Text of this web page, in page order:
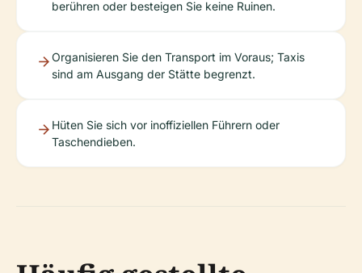
berühren oder besteigen Sie keine Ruinen.
Organisieren Sie den Transport im Voraus; Taxis
sind am Ausgang der Stätte begrenzt.
Hüten Sie sich vor inoffiziellen Führern oder
Taschendieben.